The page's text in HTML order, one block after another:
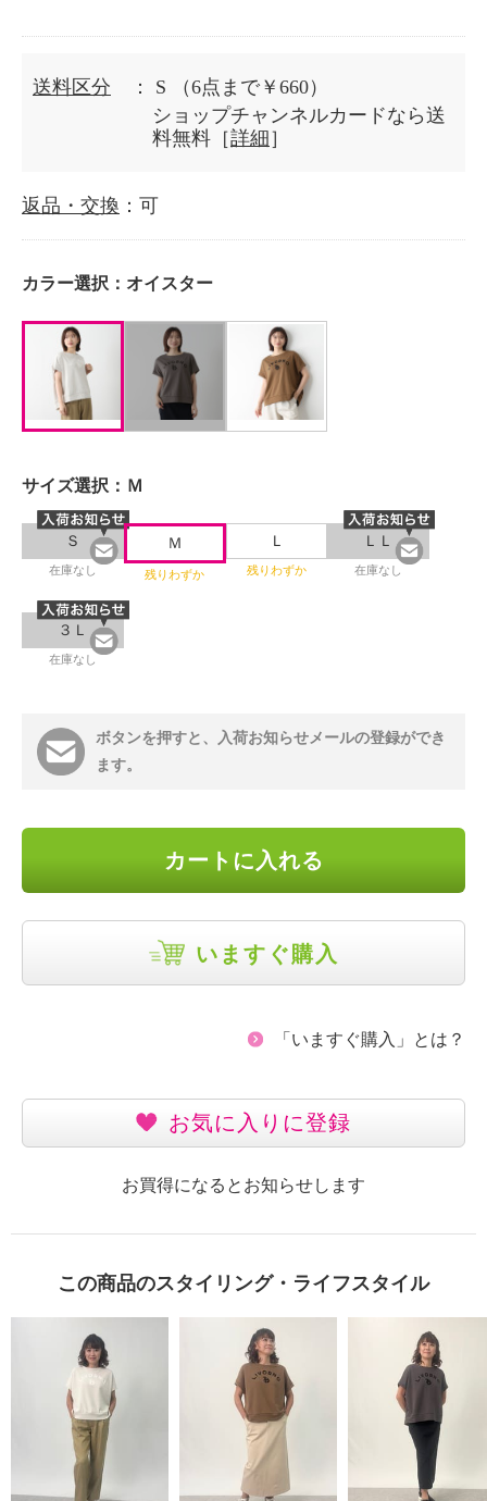
送料区分 ： S
（6点まで￥660）
ショップチャンネルカードなら送
料無料［詳細 ］
返品・交換 ：可
カラー選択： オイスター
サイズ選択： Ｍ
Ｓ
在庫なし
Ｍ
残りわずか
Ｌ
残りわずか
ＬＬ
在庫なし
３Ｌ
在庫なし
ボタンを押すと、入荷お知らせメールの登録ができ
ます。
カートに入れる
いますぐ購入
「いますぐ購入」とは？
お気に入りに登録
お買得になるとお知らせします
この商品のスタイリング・ライフスタイル